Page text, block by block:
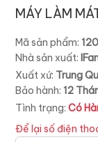
MÁY LÀM
Mã sản phẩm:
Nhà sản xuất:
Xuất xứ: Trung
Bảo hành: 12
Tình trạng: Có
Để lại số điện